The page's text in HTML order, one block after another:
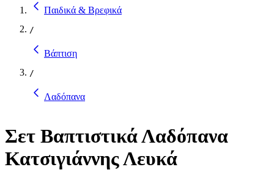
Παιδικά & Βρεφικά
/
Βάπτιση
/
Λαδόπανα
Σετ Βαπτιστικά Λαδόπανα
Κατσιγιάννης Λευκά